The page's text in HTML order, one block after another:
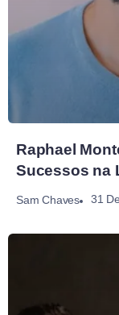
Raphael
Sucessos na
Sam Chaves 31